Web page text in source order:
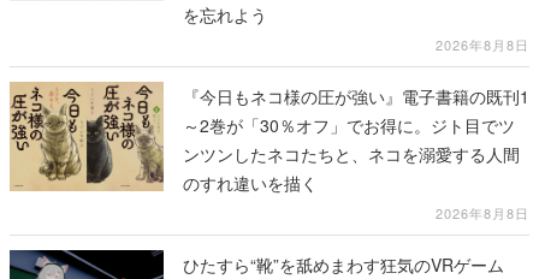
を忘れよう
2026年8月8日
『今日もネコ様の圧が強い』電子書籍の既刊1
～2巻が「30％オフ」でお得に。ジト目でツ
ンツンしたネコたちと、ネコを溺愛する人間
のすれ違いを描く
2026年8月8日
ひたすら“靴”を舐めまわす狂気のVRゲーム